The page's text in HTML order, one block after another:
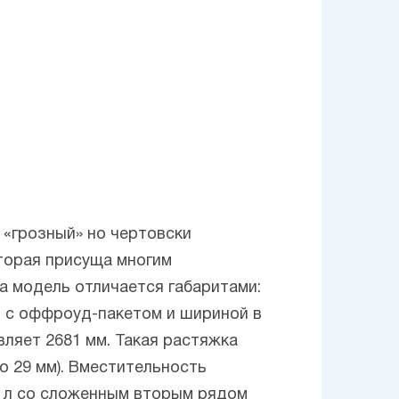
но чертовски
присуща многим
отличается габаритами:
с оффроуд-пакетом и шириной в
2681 мм. Такая растяжка
29 мм). Вместительность
л со сложенным вторым рядом